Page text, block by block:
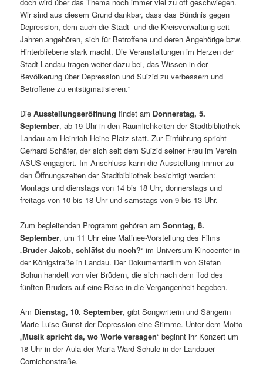
Wir sind aus diesem Grund dankbar, dass das Bündnis gegen
Depression, dem auch die Stadt- und die Kreisverwaltung seit
Jahren angehören, sich für Betroffene und deren Angehörige bzw.
Hinterbliebene stark macht. Die Veranstaltungen im Herzen der
Stadt Landau tragen weiter dazu bei, das Wissen in der
Bevölkerung über Depression und Suizid zu verbessern und
Betroffene zu entstigmatisieren.“
DieAusstellungseröffnungfindet am Donnerstag, 5.
September, ab 19 Uhr in den Räumlichkeiten der Stadtbibliothek
Landau am Heinrich-Heine-Platz statt. Zur Einführung spricht
Gerhard Schäfer, der sich seit dem Suizid seiner Frau im Verein
ASUS engagiert. Im Anschluss kann die Ausstellung immer zu
den Öffnungszeiten der Stadtbibliothek besichtigt werden:
Montags und dienstags von 14 bis 18 Uhr, donnerstags und
freitags von 10 bis 18 Uhr und samstags von 9 bis 13 Uhr.
Zum begleitenden Programm gehören amSonntag, 8.
September, um 11 Uhr eine Matinee-Vorstellung des Films
„Bruder Jakob, schläfst du noch?“ im Universum-Kinocenter in
der Königstraße in Landau. Der Dokumentarfilm von Stefan
Bohun handelt von vier Brüdern, die sich nach dem Tod des
fünften Bruders auf eine Reise in die Vergangenheit begeben.
Am Dienstag, 10. September, gibt Songwriterin und Sängerin
Marie-Luise Gunst der Depression eine Stimme. Unter dem Motto
„Musik spricht da, wo Worte versagen“ beginnt ihr Konzert um
18 Uhr in der Aula der Maria-Ward-Schule in der Landauer
Cornichonstraße.